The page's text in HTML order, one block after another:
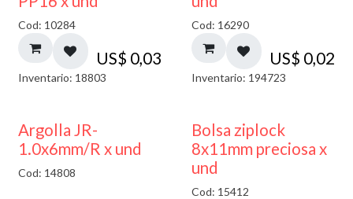
Cod: 10284
US$ 0,03
Inventario: 18803
Cod: 16290
US$ 0,02
Inventario: 194723
Argolla JR-
1.0x6mm/R x und
Cod: 14808
¡NUEVO!
Bolsa ziplock
8x11mm preciosa x
und
Cod: 15412